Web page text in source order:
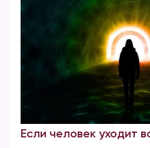
Если человек уходит